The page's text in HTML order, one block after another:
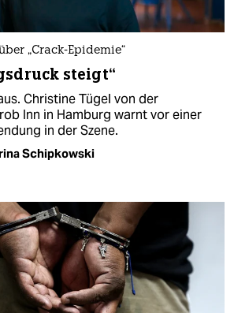
„Crack-Epidemie“
steigt“
Christine Tügel von der
Inn in Hamburg warnt vor einer
in der Szene.
Schipkowski